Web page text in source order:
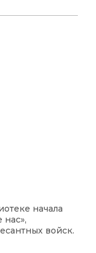
начала
нас»,
войск.